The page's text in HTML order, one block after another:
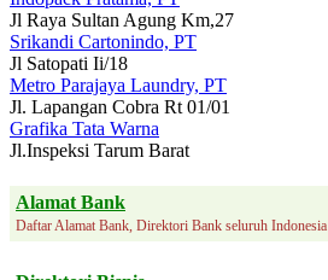
Jl Raya Sultan Agung Km,27
Srikandi Cartonindo, PT
Jl Satopati Ii/18
Metro Parajaya Laundry, PT
Jl. Lapangan Cobra Rt 01/01
Grafika Tata Warna
Jl.Inspeksi Tarum Barat
Alamat Bank
Daftar Alamat Bank, Direktori Bank seluruh Indonesia